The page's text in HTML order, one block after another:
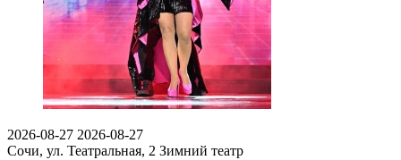
2026-08-27 2026-08-27
Сочи, ул. Театральная, 2 Зимний театр